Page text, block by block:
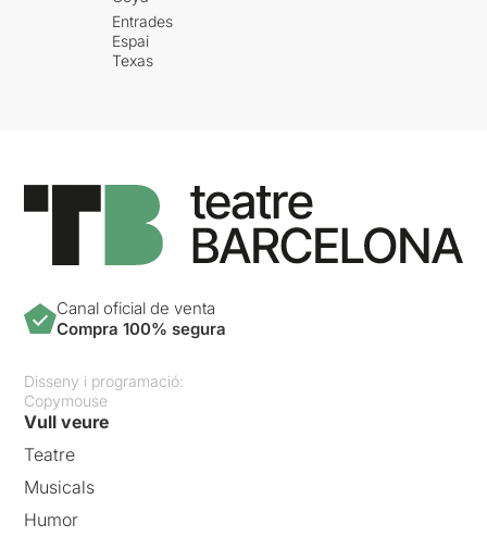
Entrades
Espai
Texas
Canal oficial de venta
Compra 100% segura
Disseny i programació:
Copymouse
Vull veure
Teatre
Musicals
Humor